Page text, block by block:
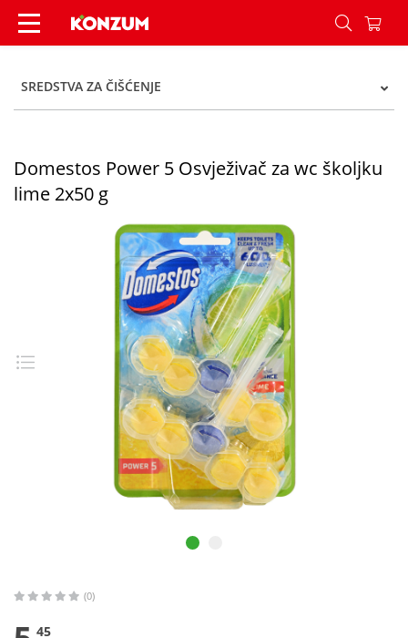
Domestos Power 5 Osvježivač za wc školjku lime
SREDSTVA ZA ČIŠĆENJE
Domestos Power 5 Osvježivač za wc školjku
lime 2x50 g
(0)
45